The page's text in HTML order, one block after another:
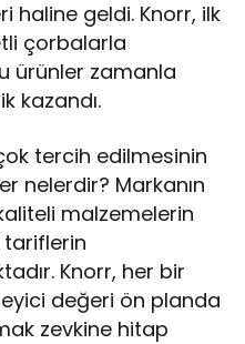
haline geldi. Knorr, ilk
çorbalarla
ürünler zamanla
kazandı.
tercih edilmesinin
nelerdir? Markanın
kaliteli malzemelerin
tariflerin
Knorr, her bir
değeri ön planda
zevkine hitap